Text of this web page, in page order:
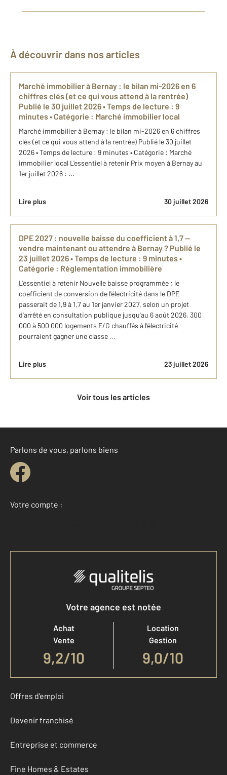
À découvrir dans nos articles
Marché immobilier à Bernay : le bilan mi-2026 en 6
chiffres clés (et ce qui vous attend à la rentrée)
Publié le 30 juillet 2026 • Temps de lecture : 9
minutes • Catégorie : Marché immobilier local
Marché immobilier à Bernay : le bilan mi-2026 en 6 chiffres
clés (et ce qui vous attend à la rentrée) Publié le 30 juillet
2026 • Temps de lecture : 9 minutes • Catégorie : Marché
immobilier local L'essentiel à retenir Prix moyen à Bernay au
1er juillet 2026 : ...
Lire plus 30 juillet 2026
DPE 2027 : nouvelle baisse du coefficient à 1,7 —
vendre maintenant ou attendre à Bernay ? Publié le
23 juillet 2026 • Temps de lecture : 9 minutes •
Catégorie : Réglementation immobilière
L'essentiel à retenir Nouvelle baisse programmée : le
coefficient de conversion de l'électricité dans le DPE
passerait de 1,9 à 1,7 au 1er janvier 2027, selon un projet
d'arrêté en consultation publique jusqu'au 6 août 2026. 300
000 à 500 000 logements F/G chauffés à l'électricité
pourraient gagner une classe ...
Lire plus 23 juillet 2026
Voir tous les articles
Parlons de vous, parlons biens
Votre compte :
Accéder à mon compte
Votre agence est notée
Achat
Vente
9,2/10
Location
Gestion
9,0/10
Offres d'emploi
Devenir franchisé
Entreprise et commerce
Fine Homes & Estates